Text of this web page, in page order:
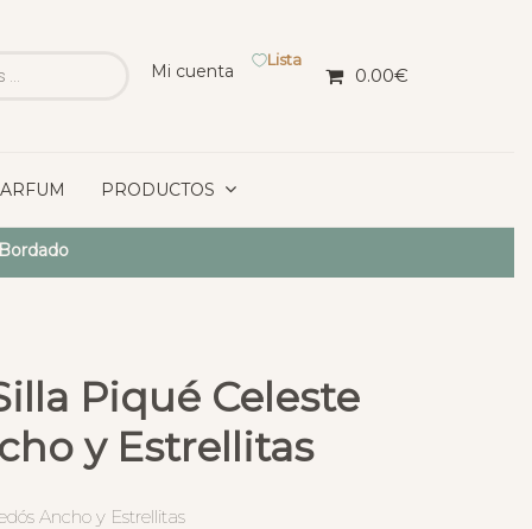
Mi cuenta
Lista
0.00€
PRODUCTOS
Piqué Celeste
y Estrellitas
Ancho y Estrellitas